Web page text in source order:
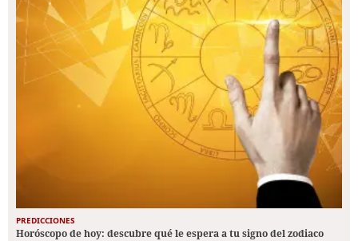
PREDICCIONES
Horóscopo de hoy: descubre qué le espera a tu signo del zodiaco